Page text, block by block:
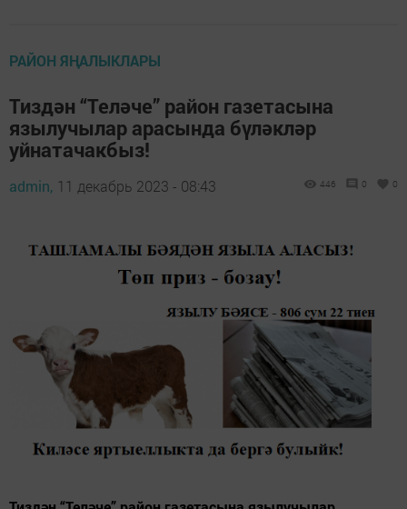
РАЙОН ЯҢАЛЫКЛАРЫ
Тиздән “Теләче” район газетасына
язылучылар арасында бүләкләр
уйнатачакбыз!
admin, 11 декабрь 2023 - 08:43 446 0 0